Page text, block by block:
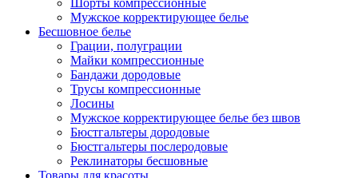
Шорты компрессионные
Мужское корректирующее белье
Бесшовное белье
Грации, полуграции
Майки компрессионные
Бандажи дородовые
Трусы компрессионные
Лосины
Мужское корректирующее белье без швов
Бюстгальтеры дородовые
Бюстгальтеры послеродовые
Реклинаторы бесшовные
Товары для красоты